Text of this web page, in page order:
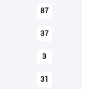
87
37
3
31